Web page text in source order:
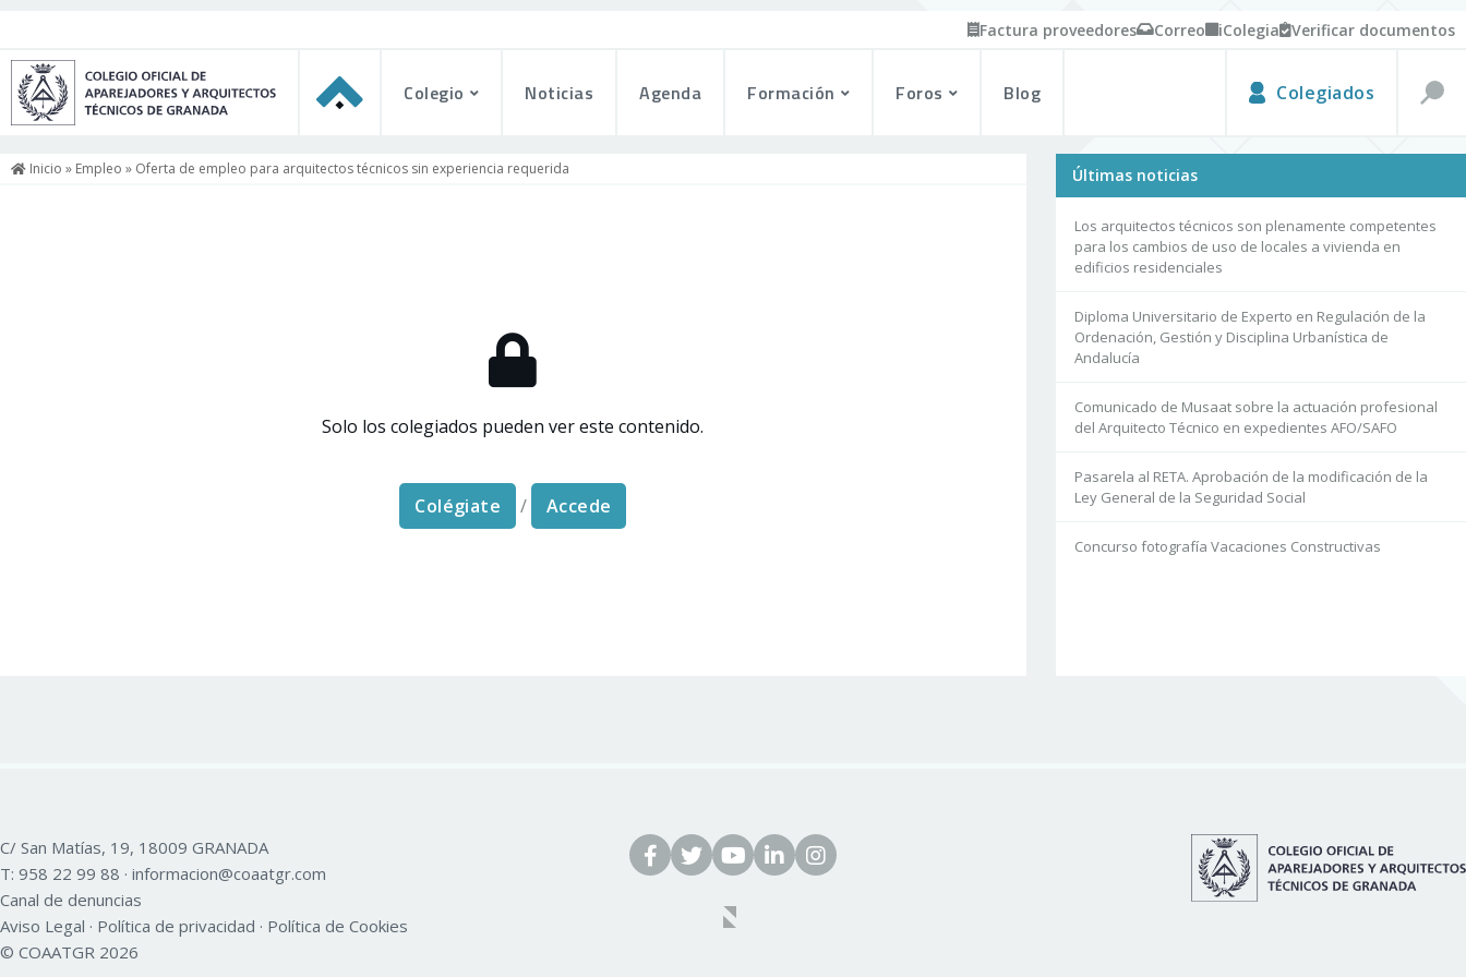
Factura proveedores Correo iColegia Verificar documentos
Colegio Noticias Agenda Formación Foros Blog Colegiados
Inicio » Empleo » Oferta de empleo para arquitectos técnicos sin experiencia requerida
Solo los colegiados pueden ver este contenido.
Colégiate / Accede
Últimas noticias
Los arquitectos técnicos son plenamente competentes
para los cambios de uso de locales a vivienda en
edificios residenciales
Diploma Universitario de Experto en Regulación de la
Ordenación, Gestión y Disciplina Urbanística de
Andalucía
Comunicado de Musaat sobre la actuación profesional
del Arquitecto Técnico en expedientes AFO/SAFO
Pasarela al RETA. Aprobación de la modificación de la
Ley General de la Seguridad Social
Concurso fotografía Vacaciones Constructivas
C/ San Matías, 19, 18009 GRANADA
T: 958 22 99 88 · informacion@coaatgr.com
Canal de denuncias
Aviso Legal · Política de privacidad · Política de Cookies
© COAATGR 2026